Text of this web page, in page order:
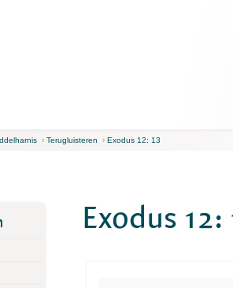
› Terugluisteren › Exodus 12: 13
Exodus 12: